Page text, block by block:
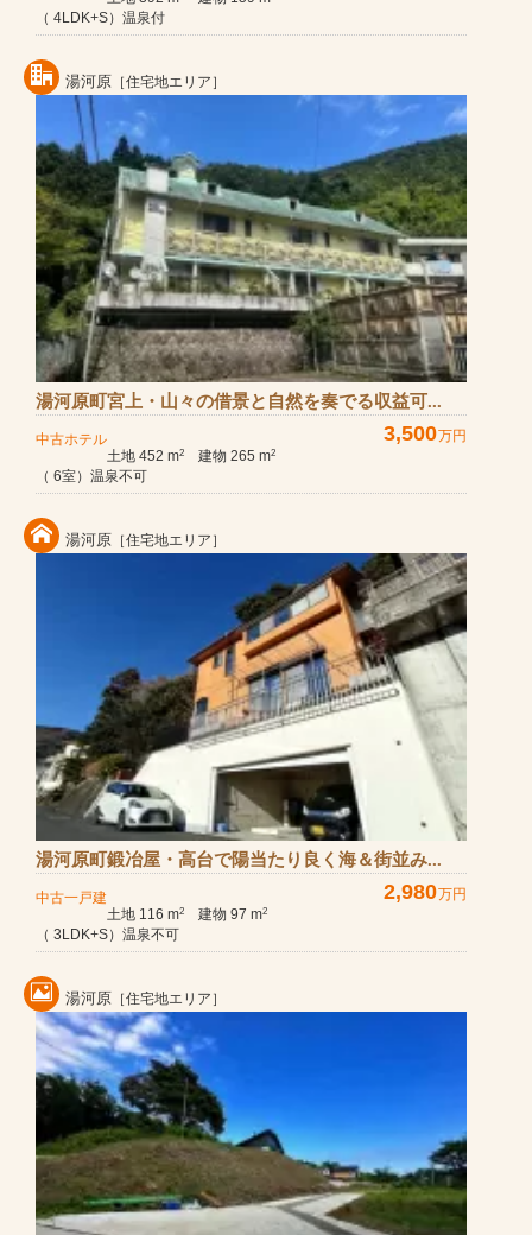
（ 4LDK+S）温泉付
湯河原 ［住宅地エリア］
湯河原町宮上・山々の借景と自然を奏でる収益可...
中古ホテル 3,500万円
土地 452 m2 建物 265 m2
（ 6室）温泉不可
湯河原 ［住宅地エリア］
湯河原町鍛冶屋・高台で陽当たり良く海＆街並み...
中古一戸建 2,980万円
土地 116 m2 建物 97 m2
（ 3LDK+S）温泉不可
湯河原 ［住宅地エリア］